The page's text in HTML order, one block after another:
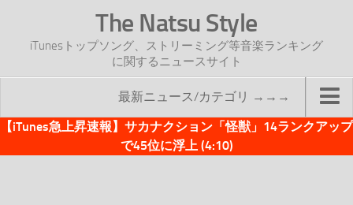
The Natsu Style
iTunesトップソング、ストリーミング等音楽ランキング
に関するニュースサイト
最新ニュース/カテゴリ →→→
TOP
【iTunes急上昇速報】サカナクション「怪獣」14ランクアップ
で45位に浮上 (4:10)